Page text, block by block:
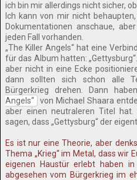
ich bin mir allerdings nicht sicher,
Ich kann von mir nicht
Dokumentationen anschaue,
jeden Fall vorhanden.
„The Killer Angels“ hat eine
für das Album hatten:
aber nicht in eine Ecke
dann sollten sich schon alle
Bürgerkrieg drehen. Dann
Angels“
von Michael Shaara
aber einen neutraleren Titel
sagen, dass „Gettysburg“ der
Es ist nur eine Theorie, aber
Thema „Krieg“ im Metal, dass wir
eigenen Haustür erlebt haben
abgesehen vom Bürgerkrieg im